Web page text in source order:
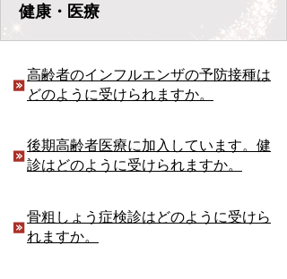
健康・医療
高齢者のインフルエンザの予防接種は
どのように受けられますか。
後期高齢者医療に加入しています。健
診はどのように受けられますか。
骨粗しょう症検診はどのように受けら
れますか。